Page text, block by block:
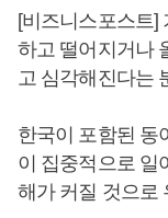
[비즈니스포스트]
하고 떨어지거나
고 심각해진다는
한국이 포함된 동
이 집중적으로 일
해가 커질 것으로